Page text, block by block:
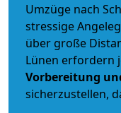
Umzüge nach
stressige
über große
Lünen erfordern
Vorbereitung
sicherzustellen,